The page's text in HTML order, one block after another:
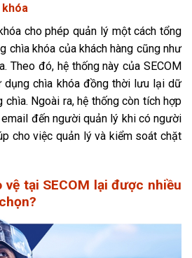
khóa
cho phép quản lý một cách tổng
chìa khóa của khách hàng cũng như
Theo đó, hệ thống này của SECOM
dụng chìa khóa đồng thời lưu lại dữ
Ngoài ra, hệ thống còn tích hợp
đến người quản lý khi có người
cho việc quản lý và kiểm soát chặt
tại SECOM lại được nhiều